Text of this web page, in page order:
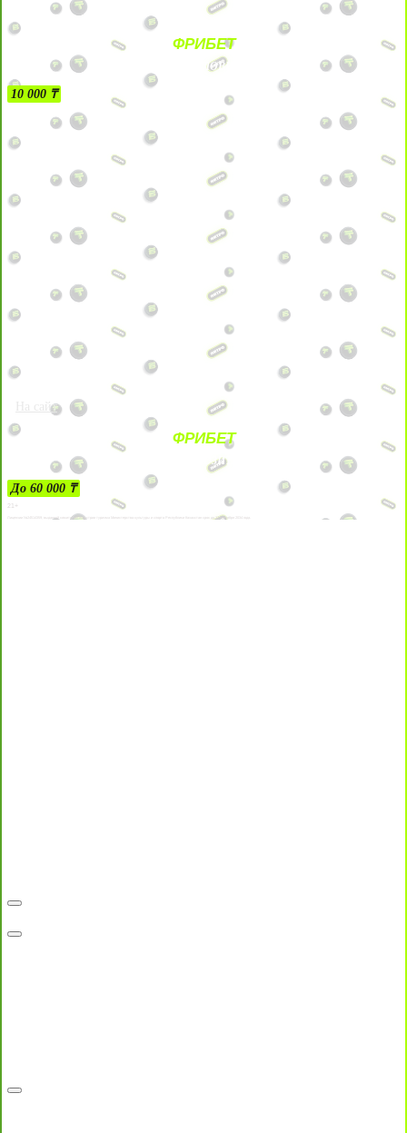
ФРИБЕТ
БЕЗ УСЛОВИЙ
10 000 ₸
На сайт
ФРИБЕТ
ЗА ДЕПОЗИТЫ
До 60 000 ₸
21+
Лицензии №24514359, выданной комитетом индустрии туризма Министерства культуры и спорта Республики Казахстан срок до 27 сентября 2034 года.